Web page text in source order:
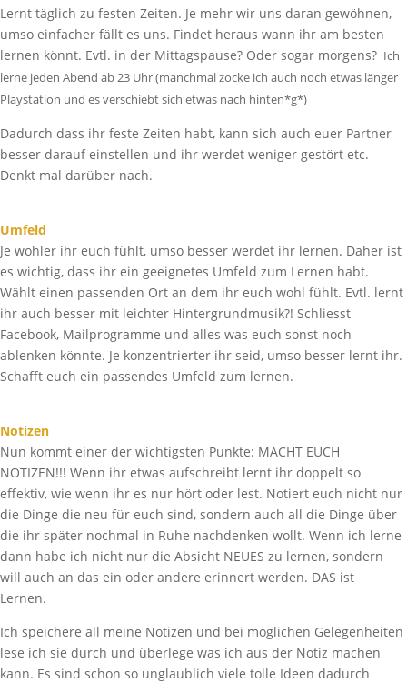
Lernt täglich zu festen Zeiten. Je mehr wir uns daran gewöhnen,
umso einfacher fällt es uns. Findet heraus wann ihr am besten
lernen könnt. Evtl. in der Mittagspause? Oder sogar morgens? Ich
lerne jeden Abend ab 23 Uhr (manchmal zocke ich auch noch etwas länger
Playstation und es verschiebt sich etwas nach hinten*g*)
Dadurch dass ihr feste Zeiten habt, kann sich auch euer Partner
besser darauf einstellen und ihr werdet weniger gestört etc.
Denkt mal darüber nach.
Umfeld
Je wohler ihr euch fühlt, umso besser werdet ihr lernen. Daher ist
es wichtig, dass ihr ein geeignetes Umfeld zum Lernen habt.
Wählt einen passenden Ort an dem ihr euch wohl fühlt. Evtl. lernt
ihr auch besser mit leichter Hintergrundmusik?! Schliesst
Facebook, Mailprogramme und alles was euch sonst noch
ablenken könnte. Je konzentrierter ihr seid, umso besser lernt ihr.
Schafft euch ein passendes Umfeld zum lernen.
Notizen
Nun kommt einer der wichtigsten Punkte: MACHT EUCH
NOTIZEN!!! Wenn ihr etwas aufschreibt lernt ihr doppelt so
effektiv, wie wenn ihr es nur hört oder lest. Notiert euch nicht nur
die Dinge die neu für euch sind, sondern auch all die Dinge über
die ihr später nochmal in Ruhe nachdenken wollt. Wenn ich lerne
dann habe ich nicht nur die Absicht NEUES zu lernen, sondern
will auch an das ein oder andere erinnert werden. DAS ist
Lernen.
Ich speichere all meine Notizen und bei möglichen Gelegenheiten
lese ich sie durch und überlege was ich aus der Notiz machen
kann. Es sind schon so unglaublich viele tolle Ideen dadurch